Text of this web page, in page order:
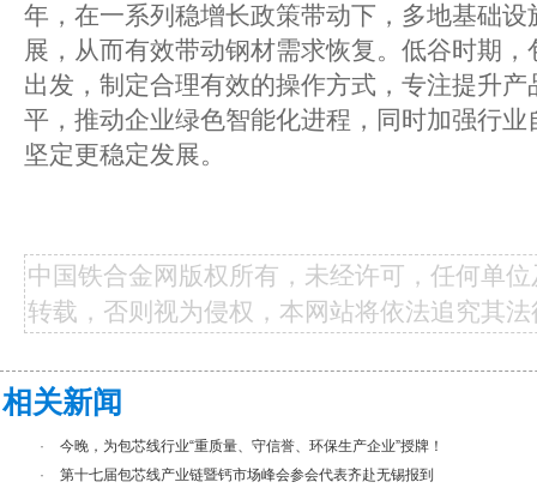
年，在一系列稳增长政策带动下，多地基础
展，从而有效带动钢材需求恢复。低谷时期
出发，制定合理有效的操作方式，专注提升
平，推动企业绿色智能化进程，同时加强行
坚定更稳定发展。
中国铁合金网版权所有，未经许可，任何单
转载，否则视为侵权，本网站将依法追究其
相关新闻
·
今晚，为包芯线行业“重质量、守信誉、环保生产企业”授牌！
·
第十七届包芯线产业链暨钙市场峰会参会代表齐赴无锡报到